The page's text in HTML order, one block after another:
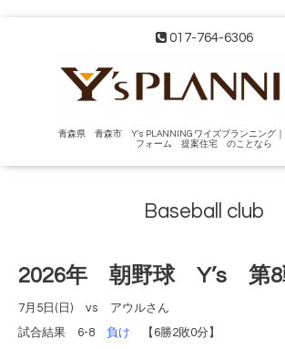
017-764-6306
青森県 青森市 Y's PLANNING ワイズプランニング
フォーム 提案住宅 のことなら
Baseball club
2026年 朝野球 Y’s 第8
7月5日(日) vs アウルさん
試合結果 6-8 負け 【6勝2敗0分】